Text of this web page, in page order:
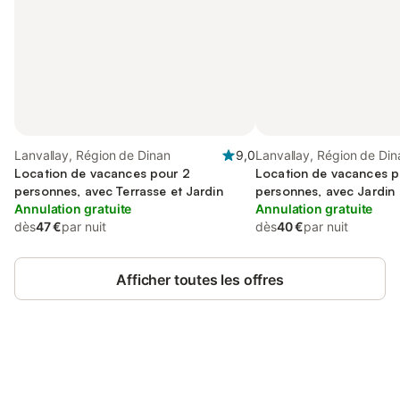
Lanvallay, Région de Dinan
9,0
Location de vacances pour 2
personnes, avec Terrasse et Jardin
Annulation gratuite
dès47 €par nuit
Lanvallay, Région de
Location de vacances
personnes, avec Jardin
Annulation gratuite
dès40 €par nuit
Afficher toutes les offres